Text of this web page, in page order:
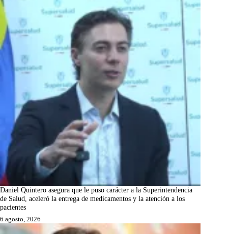
Daniel Quintero asegura que le puso carácter a la Superintendencia
de Salud, aceleró la entrega de medicamentos y la atención a los
pacientes
6 agosto, 2026